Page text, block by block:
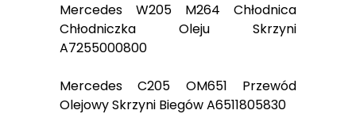
Mercedes W205 M264 Chłodnica
Chłodniczka Oleju Skrzyni
A7255000800
Mercedes C205 OM651 Przewód
Olejowy Skrzyni Biegów A6511805830